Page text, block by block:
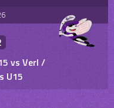
vs Verl /
U15